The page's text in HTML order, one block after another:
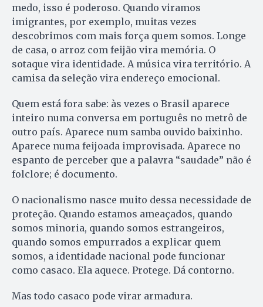
medo, isso é poderoso. Quando viramos
imigrantes, por exemplo, muitas vezes
descobrimos com mais força quem somos. Longe
de casa, o arroz com feijão vira memória. O
sotaque vira identidade. A música vira território. A
camisa da seleção vira endereço emocional.
Quem está fora sabe: às vezes o Brasil aparece
inteiro numa conversa em português no metrô de
outro país. Aparece num samba ouvido baixinho.
Aparece numa feijoada improvisada. Aparece no
espanto de perceber que a palavra “saudade” não é
folclore; é documento.
O nacionalismo nasce muito dessa necessidade de
proteção. Quando estamos ameaçados, quando
somos minoria, quando somos estrangeiros,
quando somos empurrados a explicar quem
somos, a identidade nacional pode funcionar
como casaco. Ela aquece. Protege. Dá contorno.
Mas todo casaco pode virar armadura.